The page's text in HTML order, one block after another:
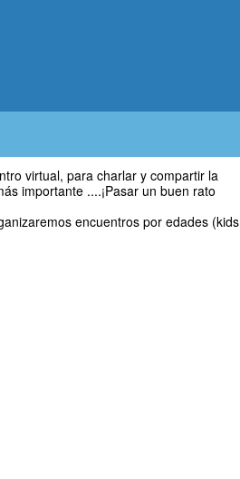
virtual, para charlar y compartir la
importante ....¡Pasar un buen rato
encuentros por edades